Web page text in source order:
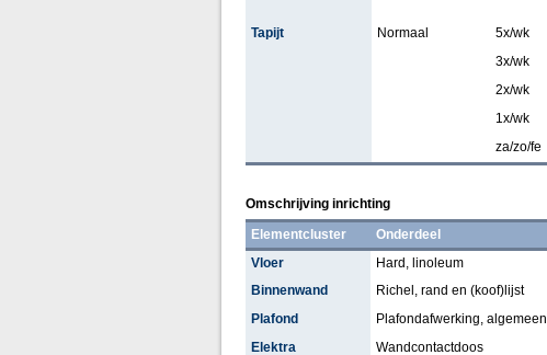
Tapijt Normaal 5x/wk
3x/wk
2x/wk
1x/wk
za/zo/fe
Omschrijving inrichting
Elementcluster
Onderdeel
Vloer
Hard, linoleum
Binnenwand Richel, rand en (koof)lijst
Plafond Plafondafwerking, algemeen
Elektra Wandcontactdoos